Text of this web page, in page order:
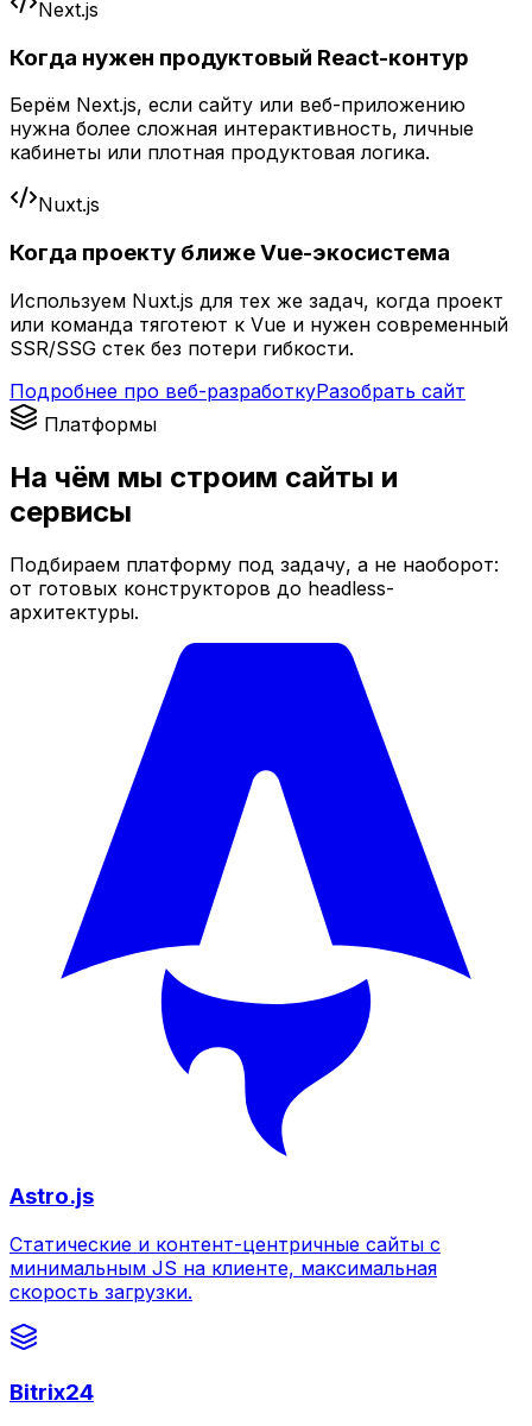
Next.js
Когда нужен продуктовый React-контур
Берём Next.js, если сайту или веб-приложению
нужна более сложная интерактивность, личные
кабинеты или плотная продуктовая логика.
Nuxt.js
Когда проекту ближе Vue-экосистема
Используем Nuxt.js для тех же задач, когда проект
или команда тяготеют к Vue и нужен современный
SSR/SSG стек без потери гибкости.
Подробнее про веб-разработкуРазобрать сайт
Платформы
На чём мы строим сайты и
сервисы
Подбираем платформу под задачу, а не наоборот:
от готовых конструкторов до headless-
архитектуры.
Astro.js
Статические и контент-центричные сайты с
минимальным JS на клиенте, максимальная
скорость загрузки.
Bitrix24